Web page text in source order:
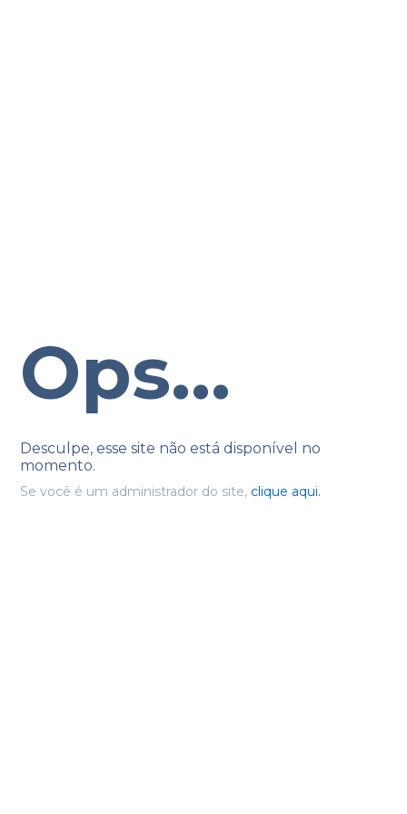
Ops...
Desculpe, esse site não está disponível no
momento.
Se você é um administrador do site, clique aqui.